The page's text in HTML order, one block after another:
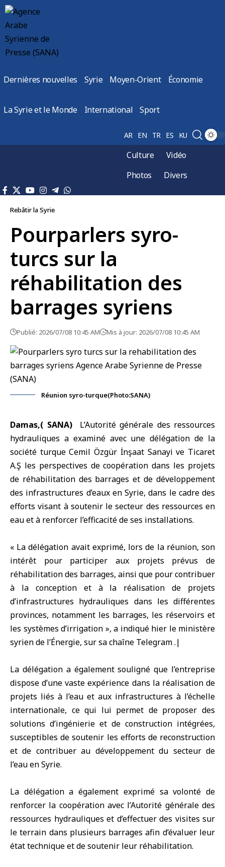
Dernières nouvelles Syrie Moyen-Orient Économie
La Syrie et le Monde International Sport
AR EN TR ES KU
Culture
Vidéo
Photos
Divers
Rebâtir la Syrie
Pourparlers syro-
turcs sur la
réhabilitation des
barrages syriens
Publié: 2026/07/08 10:45 AM Mis à jour: 2026/07/08 10:45 AM
Réunion syro-turque(Photo:SANA)
Damas,( SANA) L’Autorité générale des ressources
hydrauliques a examiné avec une délégation de la
société turque Cemil Özgür İnşaat Sanayi ve Ticaret
A.Ş les perspectives de coopération dans les projets
de réhabilitation des barrages et de développement
des infrastructures d’eaux en Syrie, dans le cadre des
efforts visant à soutenir le secteur des ressources en
eau et à renforcer l’efficacité de ses installations.
« La délégation avait exprimé, lors de la réunion, son
intérêt pour participer aux projets prévus de
réhabilitation des barrages, ainsi que pour contribuer
à la conception et à la réalisation de projets
d’infrastructures hydrauliques dans les différentes
provinces, notamment les barrages, les réservoirs et
les systèmes d’irrigation », a indiqué hier le ministère
syrien de l’Énergie, sur sa chaîne Telegram .|
La délégation a également souligné que l’entreprise
dispose d’une vaste expérience dans la réalisation de
projets liés à l’eau et aux infrastructures à l’échelle
internationale, ce qui lui permet de proposer des
solutions d’ingénierie et de construction intégrées,
susceptibles de soutenir les efforts de reconstruction
et de contribuer au développement du secteur de
l’eau en Syrie.
La délégation a également exprimé sa volonté de
renforcer la coopération avec l’Autorité générale des
ressources hydrauliques et d’effectuer des visites sur
le terrain dans plusieurs barrages afin d’évaluer leur
état technique et de soutenir leur réhabilitation.